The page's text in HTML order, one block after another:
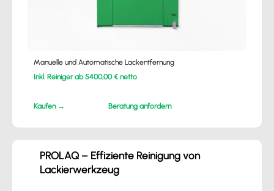
Manuelle und Automatische Lackentfernung
Inkl. Reiniger ab 5400,00 € netto
Kaufen → Beratung anfordern
PROLAQ – Effiziente Reinigung von
Lackierwerkzeug